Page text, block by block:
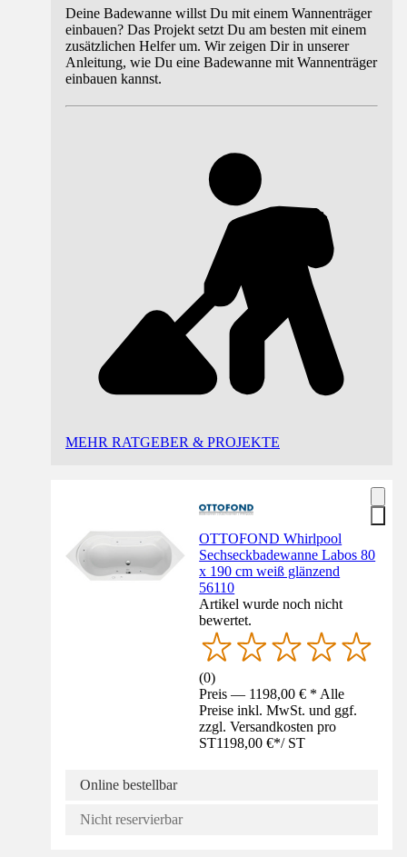
Deine Badewanne willst Du mit einem Wannenträger
einbauen? Das Projekt setzt Du am besten mit einem
zusätzlichen Helfer um. Wir zeigen Dir in unserer
Anleitung, wie Du eine Badewanne mit Wannenträger
einbauen kannst.
MEHR RATGEBER & PROJEKTE
OTTOFOND Whirlpool
Sechseckbadewanne Labos 80
x 190 cm weiß glänzend
56110
Artikel wurde noch nicht
bewertet.
(0)
Preis — 1198,00 € * Alle
Preise inkl. MwSt. und ggf.
zzgl. Versandkosten pro
ST1198,00 €*/ ST
Online bestellbar
Nicht reservierbar